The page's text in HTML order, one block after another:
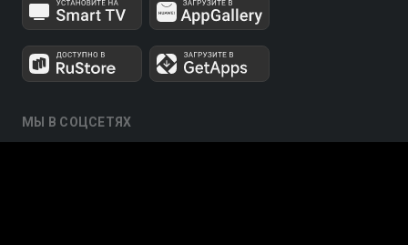
МЫ В СОЦСЕТЯХ